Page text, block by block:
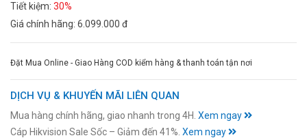
Tiết kiệm: 30%
Giá chính hãng: 6.099.000 đ
Đặt Mua Online - Giao Hàng COD kiểm hàng & thanh toán tận nơi
DỊCH VỤ & KHUYẾN MÃI LIÊN QUAN
Mua hàng chính hãng, giao nhanh trong 4H. Xem ngay
Cáp Hikvision Sale Sốc – Giảm đến 41%. Xem ngay